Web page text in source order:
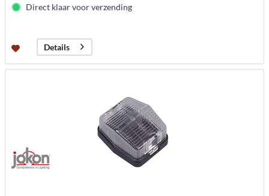
Direct klaar voor verzending
Details